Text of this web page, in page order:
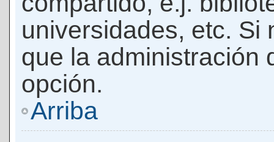
universidades, etc. Si
que la administración
opción.
Arriba